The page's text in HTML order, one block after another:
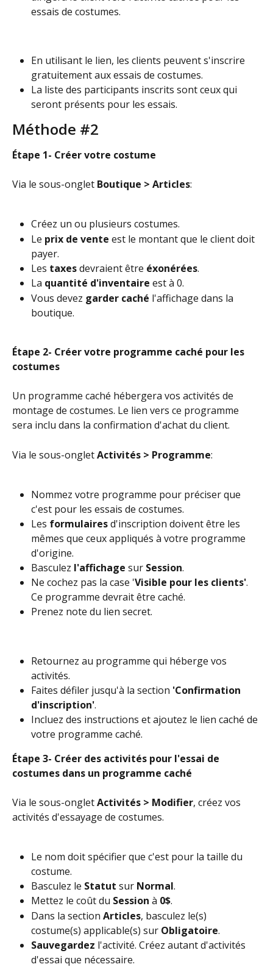
essais de costumes.
En utilisant le lien, les clients peuvent s'inscrire
gratuitement aux essais de costumes.
La liste des participants inscrits sont ceux qui
seront présents pour les essais.
Méthode #2
Étape 1- Créer votre costume
Via le sous-onglet Boutique > Articles:
Créez un ou plusieurs costumes.
Le prix de vente est le montant que le client doit
payer.
Les taxes devraient être éxonérées.
La quantité d'inventaire est à 0.
Vous devez garder caché l'affichage dans la
boutique.
Étape 2- Créer votre programme caché pour les
costumes
Un programme caché hébergera vos activités de
montage de costumes. Le lien vers ce programme
sera inclu dans la confirmation d'achat du client.
Via le sous-onglet Activités > Programme:
Nommez votre programme pour préciser que
c'est pour les essais de costumes.
Les formulaires d'inscription doivent être les
mêmes que ceux appliqués à votre programme
d'origine.
Basculez l'affichage sur Session.
Ne cochez pas la case 'Visible pour les clients'.
Ce programme devrait être caché.
Prenez note du lien secret.
Retournez au programme qui héberge vos
activités.
Faites défiler jusqu'à la section 'Confirmation
d'inscription'.
Incluez des instructions et ajoutez le lien caché de
votre programme caché.
Étape 3- Créer des activités pour l'essai de
costumes dans un programme caché
Via le sous-onglet Activités > Modifier, créez vos
activités d'essayage de costumes.
Le nom doit spécifier que c'est pour la taille du
costume.
Basculez le Statut sur Normal.
Mettez le coût du Session à 0$.
Dans la section Articles, basculez le(s)
costume(s) applicable(s) sur Obligatoire.
Sauvegardez l'activité. Créez autant d'activités
d'essai que nécessaire.